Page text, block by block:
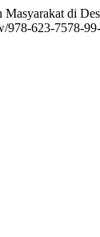
di
978-623-7578-